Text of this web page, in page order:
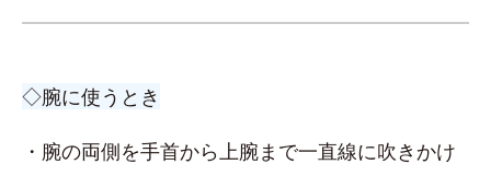
◇腕に使うとき
・腕の両側を手首から上腕まで一直線に吹きかけ